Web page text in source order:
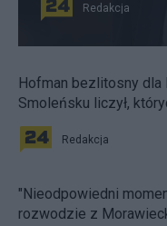
Redakcja
Hofman bezlitosny dla
Smoleńsku liczył,
Redakcja
"Nieodpowiedni
rozwodzie z